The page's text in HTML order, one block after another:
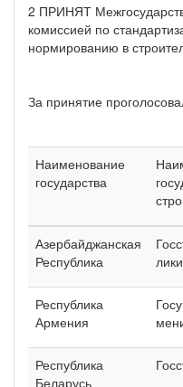
2 ПРИНЯТ
комис­сией по
нормированию в
За принятие
Наименование
государства
Азербайджанская
Республика
лики
Республика
Армения
Республика
Беларусь